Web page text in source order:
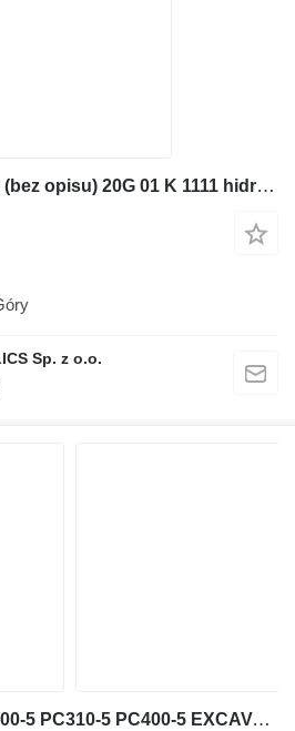
Komatsu 20G01K111J (bez opisu) 20G 01 K 1111 hidraulična pumpa za bagera
Sp. z o.o.
USED KOMATSU PC300-5 PC310-5 PC400-5 EXCAVATOR MAIN PUMP PARTS hidraulična pumpa za Komatsu PC300-5 / PC310-5 / PC400-5 bagera